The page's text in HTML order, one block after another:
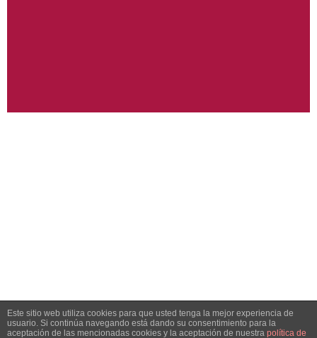
Este sitio web utiliza cookies para que usted tenga la mejor experiencia de
usuario. Si continúa navegando está dando su consentimiento para la
aceptación de las mencionadas cookies y la aceptación de nuestra política de